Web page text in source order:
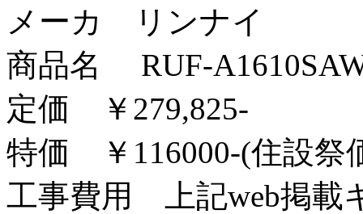
メーカ リンナイ
商品名 RUF-
定価 ￥279,825-
特価 ￥116000-(住設祭
工事費用 上記web掲載